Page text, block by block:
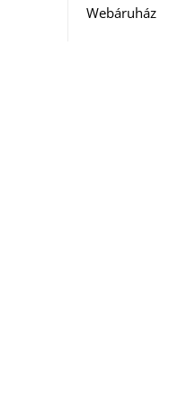
Webáruház